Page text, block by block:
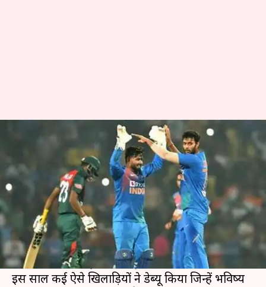
एक नजर 2019 में डेब्यू करने वाले
पांच प्रतिभावान क्रिकेटर्स पर
लेखन Neeraj Pandey Dec 17, 2019 12:41 pm
क्या है खबर?
साल 2019 खत्म होने की कगार पर है और इस सीजन भी
कई नए खिलाड़ियों ने अपने-अपने देशों की टीम में जगह
बनाने में सफलता हासिल की है।
इस साल कई ऐसे खिलाड़ियों ने डेब्यू किया जिन्हें भविष्य